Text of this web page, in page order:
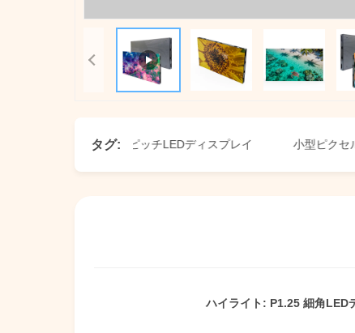
タグ:
ァインピクセルピッチLEDディスプレイ 小型ピクセルピッ
ハイライト: P1.25 細角LED